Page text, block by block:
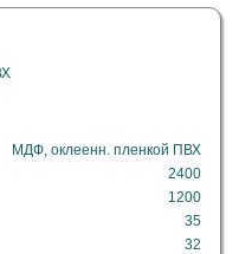
МДФ, оклеенн. пленкой ПВХ
2400
1200
35
32